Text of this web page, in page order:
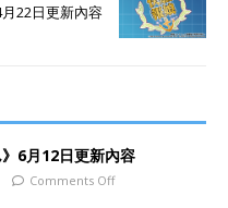
22日更新內容
》6月12日更新內容
Comments Off